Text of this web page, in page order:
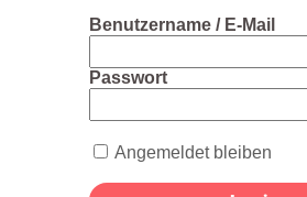
Benutzername / E-Mail
Passwort
Angemeldet bleiben